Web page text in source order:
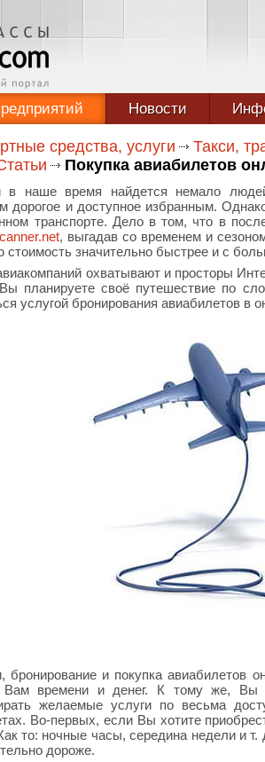
Новости
средства, услуги
Такси,
Покупка авиабилетов
наше время найдется немало
дорогое и доступное избранным.
транспорте. Дело в том, что в
, выгадав со временем и
значительно быстрее и с
охватывают и просторы
планируете своё путешествие по
услугой бронирования авиабилетов в
и покупка авиабилетов
времени и денег. К тому же, Вы
желаемые услуги по весьма
Во-первых, если Вы хотите
то: ночные часы, середина недели и
дороже.